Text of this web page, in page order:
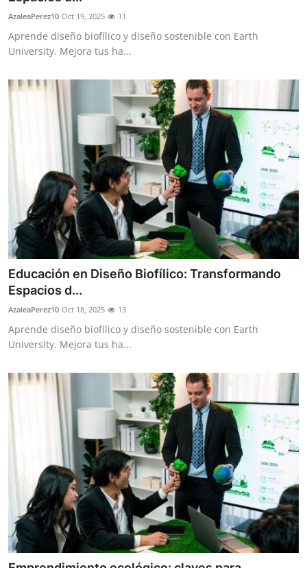
AzaleaPerez10 Oct 19, 2025 11
Aprende diseño biofílico y diseño sostenible con Earth
University. Mejora tus ha...
Educación en Diseño Biofílico: Transformando
Espacios d...
AzaleaPerez10 Oct 18, 2025 13
Aprende diseño biofílico y diseño sostenible con Earth
University. Mejora tus ha...